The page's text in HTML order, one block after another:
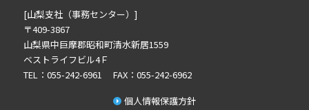
2023年10月の記事一覧(1)
2023年3月の記事一覧(2)
2022年12月の記事一覧(1)
2022年8月の記事一覧(1)
[山梨支社（事務センター）]
〒409-3867
山梨県中巨摩郡昭和町清水新居1559
ベストライフビル4Ｆ
TEL：055-242-6961 FAX：055-242-6962
個人情報保護方針